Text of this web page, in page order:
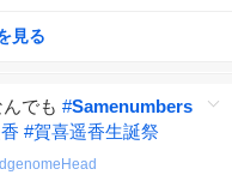
見る
でも #Samenumbers
#賀喜遥香生誕祭